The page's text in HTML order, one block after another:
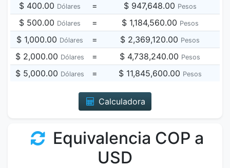
$ 400.00 Dólares = $ 947,648.00 Pesos
$ 500.00 Dólares = $ 1,184,560.00 Pesos
$ 1,000.00 Dólares = $ 2,369,120.00 Pesos
$ 2,000.00 Dólares = $ 4,738,240.00 Pesos
$ 5,000.00 Dólares = $ 11,845,600.00 Pesos
Calculadora
Equivalencia COP a
USD